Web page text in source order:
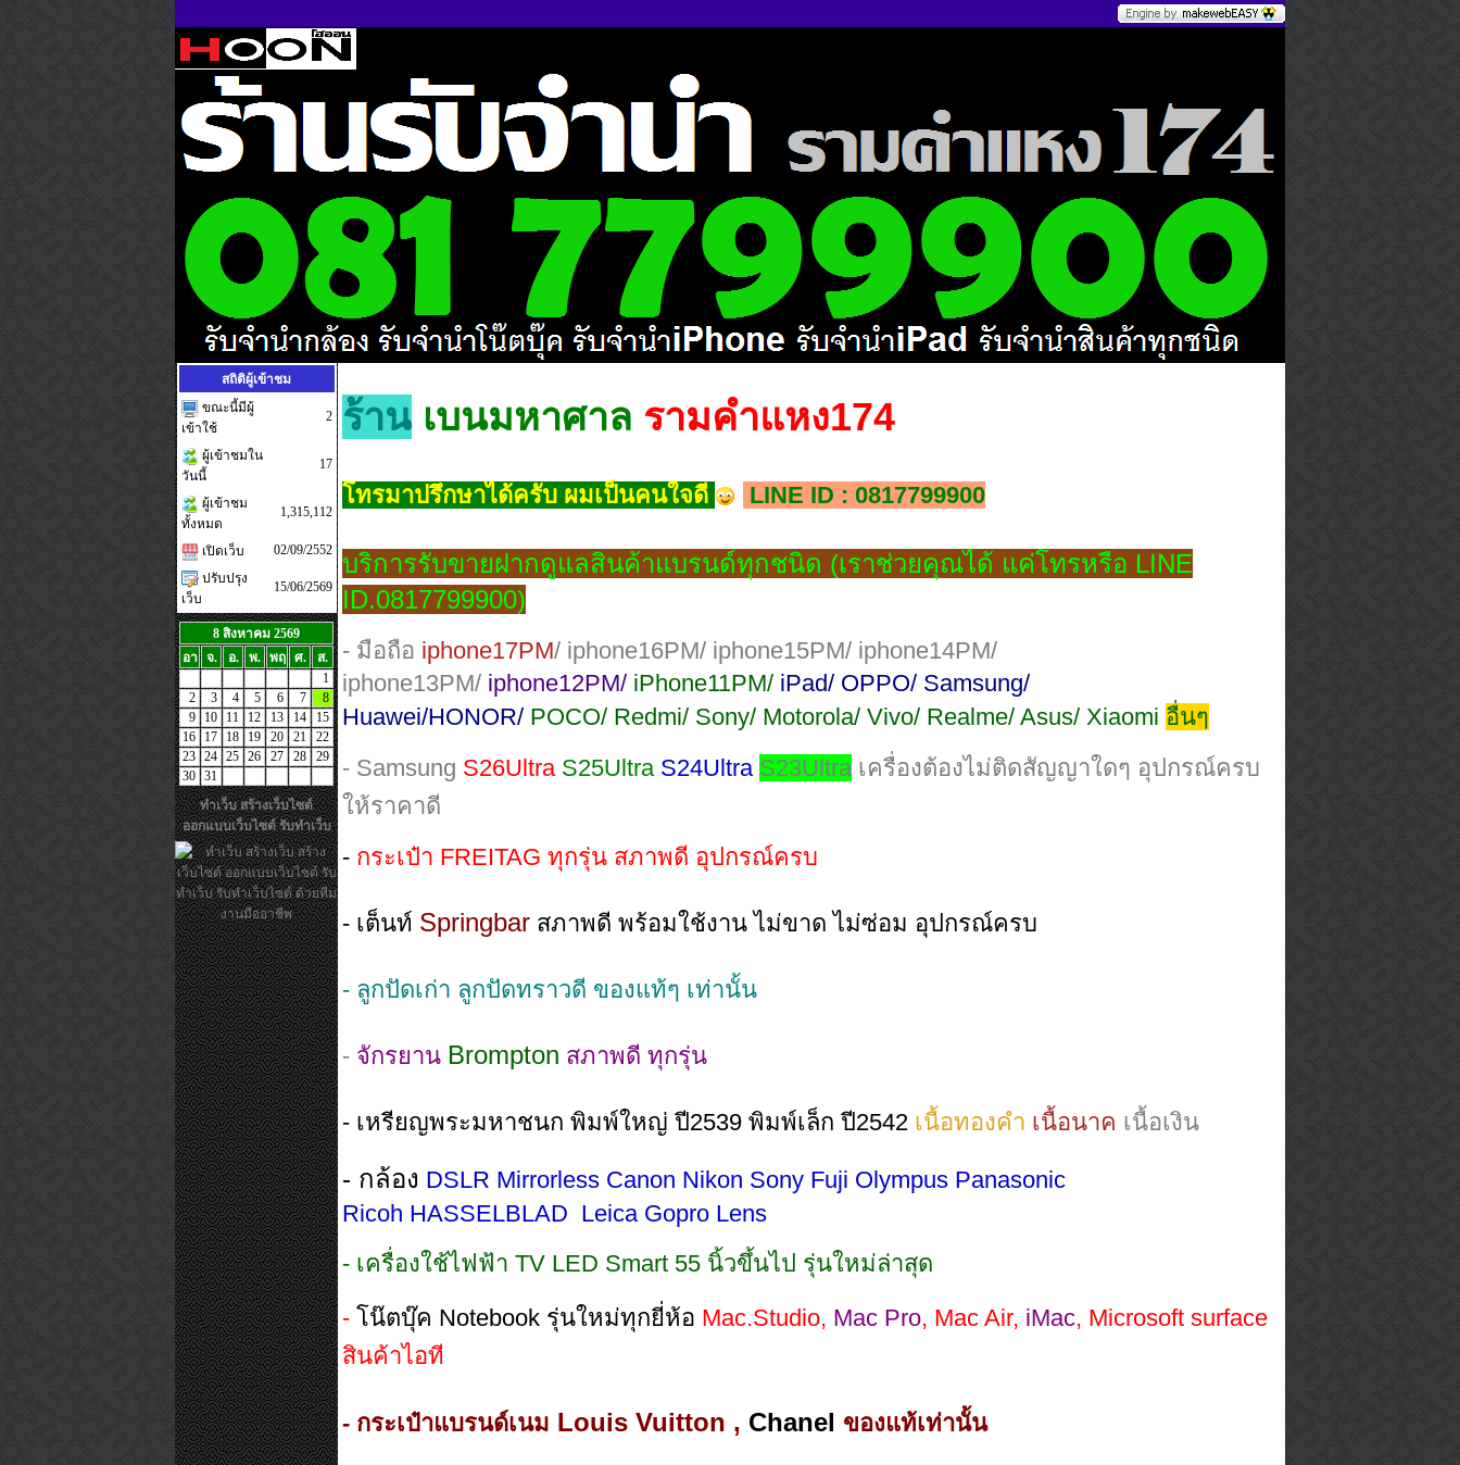
สถิติผู้เข้าชม
ขณะนี้มีผู้
เข้าใช้
2
ผู้เข้าชมใน
วันนี้
17
ผู้เข้าชม
ทั้งหมด
1,315,112
เปิดเว็บ
02/09/2552
ปรับปรุง
เว็บ
15/06/2569
8 สิงหาคม 2569
อา
จ. อ. พ. พฤ ศ.
ส.
1
2
3 4 5 6 7
8
9
10 11 12 13 14
15
16
17 18 19 20 21
22
23 24 25 26 27 28
29
30 31
ทำเว็บ สร้างเว็บไซต์
ออกแบบเว็บไซต์ รับทำเว็บ
ร้านเบนมหาศาล รามคำแหง174
โทรมาปรึกษาได้ครับ ผมเป็นคนใจดี LINE ID : 0817799900
บริการรับขายฝากดูแลสินค้าแบรนด์ทุกชนิด (เราช่วยคุณได้ แค่โทรหรือ LINE
ID.0817799900)
- มือถือ iphone17PM/ iphone16PM/ iphone15PM/ iphone14PM/
iphone13PM/ iphone12PM/ iPhone11PM/ iPad/ OPPO/ Samsung/
Huawei/HONOR/ POCO/ Redmi/ Sony/ Motorola/ Vivo/ Realme/ Asus/ Xiaomi อื่นๆ
- Samsung S26Ultra S25Ultra S24Ultra S23Ultraเครื่องต้องไม่ติดสัญญาใดๆ อุปกรณ์ครบ
ให้ราคาดี
- กระเป๋า FREITAG ทุกรุ่น สภาพดี อุปกรณ์ครบ
- เต็นท์ Springbar สภาพดี พร้อมใช้งาน ไม่ขาด ไม่ซ่อม อุปกรณ์ครบ
- ลูกปัดเก่า ลูกปัดทราวดี ของแท้ๆ เท่านั้น
- จักรยาน Brompton สภาพดี ทุกรุ่น
- เหรียญพระมหาชนก พิมพ์ใหญ่ ปี2539 พิมพ์เล็ก ปี2542 เนื้อทองคำ เนื้อนาค เนื้อเงิน
- กล้อง DSLR Mirrorless Canon Nikon Sony Fuji Olympus Panasonic
Ricoh HASSELBLAD Leica Gopro Lens
- เครื่องใช้ไฟฟ้า TV LED Smart 55 นิ้วขึ้นไป รุ่นใหม่ล่าสุด
- โน๊ตบุ๊ค Notebook รุ่นใหม่ทุกยี่ห้อ Mac.Studio, Mac Pro, Mac Air, iMac, Microsoft surface
สินค้าไอที
- กระเป๋าแบรนด์เนม Louis Vuitton , Chanel ของแท้เท่านั้น